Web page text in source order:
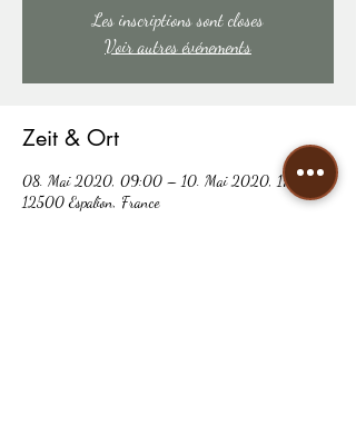
Les inscriptions sont closes
Voir autres événements
Zeit & Ort
08. Mai 2020, 09:00 – 10. Mai 2020, 17:00
12500 Espalion, France